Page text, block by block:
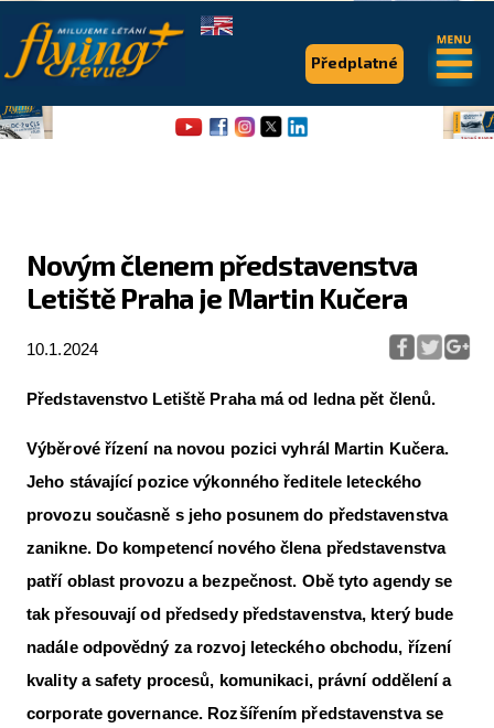
Novým členem představenstva
Letiště Praha je Martin Kučera
10.1.2024
Představenstvo Letiště Praha má od ledna pět členů.
Výběrové řízení na novou pozici vyhrál Martin Kučera.
Jeho stávající pozice výkonného ředitele leteckého
provozu současně s jeho posunem do představenstva
zanikne. Do kompetencí nového člena představenstva
patří oblast provozu a bezpečnost. Obě tyto agendy se
tak přesouvají od předsedy představenstva, který bude
nadále odpovědný za rozvoj leteckého obchodu, řízení
kvality a safety procesů, komunikaci, právní oddělení a
corporate governance. Rozšířením představenstva se
Předplatné
.
Flying Revue
Série & speciály
Letecká videa
Letecká muzea
VFR Communication app
The SAFE Guide app